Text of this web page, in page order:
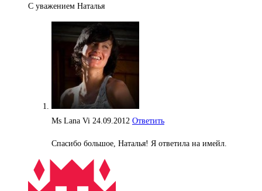
С уважением Наталья
Ms Lana Vi 24.09.2012 Ответить
Спасибо большое, Наталья! Я ответила на имейл.